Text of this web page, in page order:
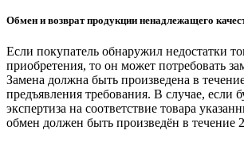
Обмен и возврат продукции ненадлежащего
Если покупатель обнаружил недостатки
приобретения, то он может потребовать
Замена должна быть произведена в
предъявления требования. В случае, если
экспертиза на соответствие товара
обмен должен быть произведён в течение